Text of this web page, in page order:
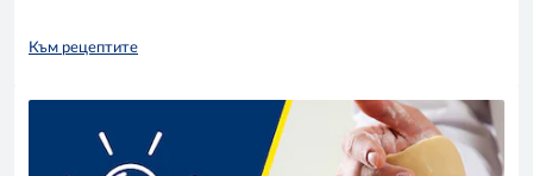
Към рецептите